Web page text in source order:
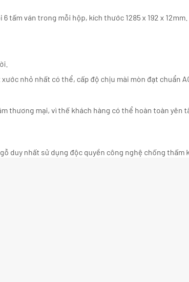
tấm ván trong mỗi hộp, kích thước 1285 x 192 x 12mm.
nhỏ nhất có thể, cấp độ chịu mài mòn đạt chuẩn
thương mại, vì thế khách hàng có thể hoàn toàn yên
duy nhất sử dụng độc quyền công nghệ chống thấm